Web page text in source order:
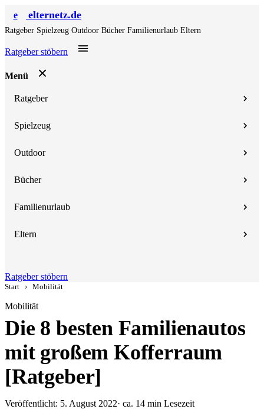
e elternetz.de
Ratgeber Spielzeug Outdoor Bücher Familienurlaub Eltern
Ratgeber stöbern
Menü
Ratgeber
Spielzeug
Outdoor
Bücher
Familienurlaub
Eltern
Ratgeber stöbern
Start › Mobilität
Mobilität
Die 8 besten Familienautos
mit großem Kofferraum
[Ratgeber]
Veröffentlicht: 5. August 2022· ca. 14 min Lesezeit